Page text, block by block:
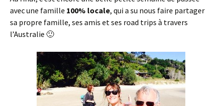
avec une famille 100% locale, qui a su nous faire partager
sa propre famille, ses amis et ses road trips à travers
l’Australie 🙂